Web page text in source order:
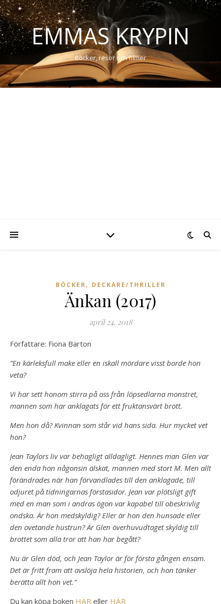
EMMAS KRYPIN
Böcker, resor och filmer
BÖCKER, DECKARE/THRILLER
Änkan (2017)
april 24, 2018
Författare: Fiona Barton
”En kärleksfull make eller en iskall mördare visst borde hon
veta?
Vi har sett honom stirra på oss från löpsedlarna monstret,
mannen som har anklagats för ett fruktansvärt brott.
Men hon då? Kvinnan som står vid hans sida. Hur mycket vet
hon?
Jean Taylors liv var behagligt alldagligt. Hennes man Glen var
den enda hon någonsin älskat, mannen med stort M. Men allt
förändrades när han förvandlades till den anklagade, till
odjuret på tidningarnas förstasidor. Jean var plötsligt gift
med en man som i andras ögon var kapabel till obeskrivlig
ondska. Är hon medskyldig? Eller är hon den hunsade eller
den ovetande hustrun? Är Glen överhuvudtaget skyldig till
brottet som alla tror att han har begått?
Nu är Glen död, och Jean Taylor är för första gången ensam.
Det är fritt fram att avslöja hela historien, och hon tänker
berätta allt hon vet.”
Du kan köpa boken HÄR eller HÄR